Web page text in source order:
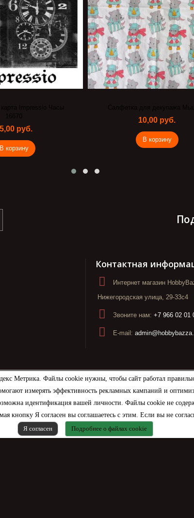
Метрика. Файлы cookie нужны, чтобы сайт работал
измерять эффективность рекламных кампаний и
идентификация вашей личности. Файлы cookie не
кнопку Я согласен вы соглашаетесь с этим. Если вы не
Я согласен
Подробнее о файлах cookie
декупажа Мышата
руб.
корзину
Набор новогодних подвесок
подложке (чипборд)
В корзину
Контактная
Интернет магазин
Нижегородская улица, 29-33с4
Звоните нам: +7 966 02 01
E-mail: